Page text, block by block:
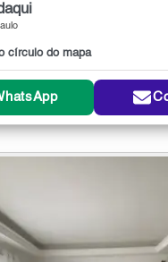
círculo do mapa